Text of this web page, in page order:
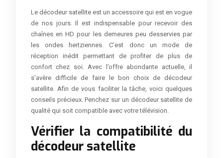
Le décodeur satellite est un accessoire qui est en vogue
de nos jours. Il est indispensable pour recevoir des
chaînes en HD pour les demeures peu desservies par
les ondes hertziennes. C’est donc un mode de
réception inédit permettant de profiter de plus de
confort chez soi. Avec l’offre abondante actuelle, il
s’avère difficile de faire le bon choix de décodeur
satellite. Afin de vous faciliter la tâche, voici quelques
conseils précieux. Penchez sur un décodeur satellite de
qualité qui soit compatible avec votre télévision.
Vérifier la compatibilité du
décodeur satellite